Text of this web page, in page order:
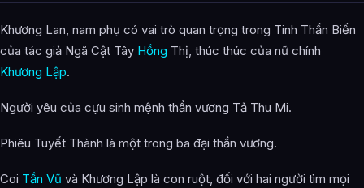
Khương Lan, nam phụ có vai trò quan trọng trong Tinh Thần Biến
của tác giả Ngã Cật Tây Hồng Thị, thúc thúc của nữ chính
Khương Lập.
Người yêu của cựu sinh mệnh thần vương Tả Thu Mi.
Phiêu Tuyết Thành là một trong ba đại thần vương.
Coi Tần Vũ và Khương Lập là con ruột, đối với hai người tìm mọi